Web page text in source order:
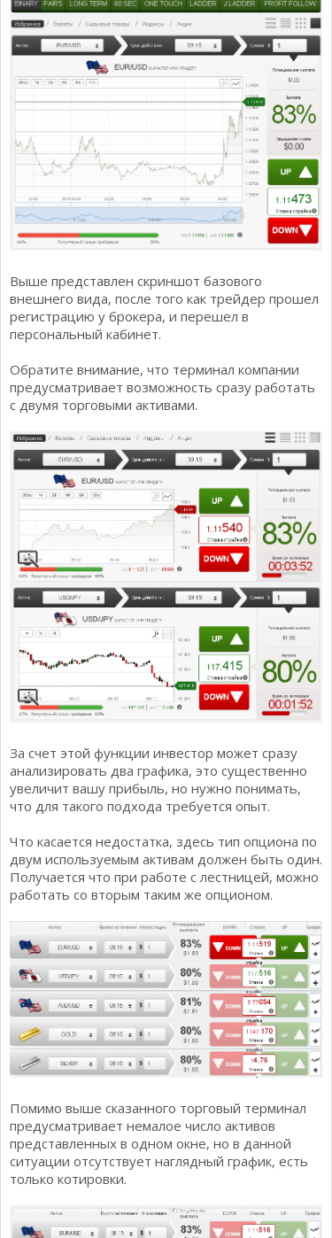
Выше представлен скриншот базового
внешнего вида, после того как трейдер прошел
регистрацию у брокера, и перешел в
персональный кабинет.
Обратите внимание, что терминал компании
предусматривает возможность сразу работать
с двумя торговыми активами.
За счет этой функции инвестор может сразу
анализировать два графика, это существенно
увеличит вашу прибыль, но нужно понимать,
что для такого подхода требуется опыт.
Что касается недостатка, здесь тип опциона по
двум используемым активам должен быть один.
Получается что при работе с лестницей, можно
работать со вторым таким же опционом.
Помимо выше сказанного торговый терминал
предусматривает немалое число активов
представленных в одном окне, но в данной
ситуации отсутствует наглядный график, есть
только котировки.